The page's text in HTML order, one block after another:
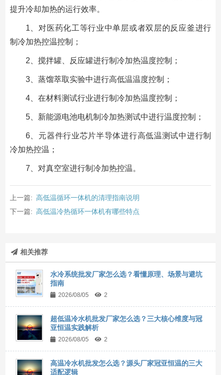
提升冷却加热的运行效率。
1、对医药化工等行业中单层或者双层的反应釜进行
制冷加热控温控制；
2、搅拌罐、反应罐进行制冷加热温度控制；
3、蒸馏萃取实验中进行高低温温度控制；
4、在材料测试行业进行制冷加热温度控制；
5、新能源电池电机制冷加热测试中进行温度控制；
6、元器件行业芯片半导体进行高低温测试中进行制
冷加热控温；
7、对真空室进行制冷加热控温。
上一篇: 高低温循环一体机的清理指南说明
下一篇: 高低温冷热循环一体机有哪些特点
相关推荐
水冷系统批发厂家怎么选？看懂原理、场景与避坑
指南
2026/08/05 2
超低温冷水机批发厂家怎么选？三大核心维度与冠
亚恒温实践解析
2026/08/05 2
高温冷水机批发怎么选？源头厂家冠亚恒温的三大
适配逻辑